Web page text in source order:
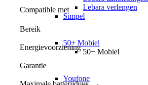
Lebara verlengen
Simpel
50+ Mobiel
50+ Mobiel
Youfone
Compatible met
Bereik
Energievoorziening
Garantie